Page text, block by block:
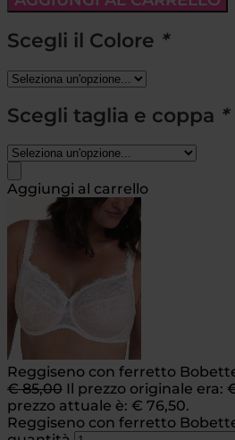
Scegli il Colore *
Scegli taglia e coppa *
Aggiungi al carrello
Reggiseno con ferretto
€85,00 Il prezzo originale era:
prezzo attuale è: € 76,50.
Reggiseno con ferretto